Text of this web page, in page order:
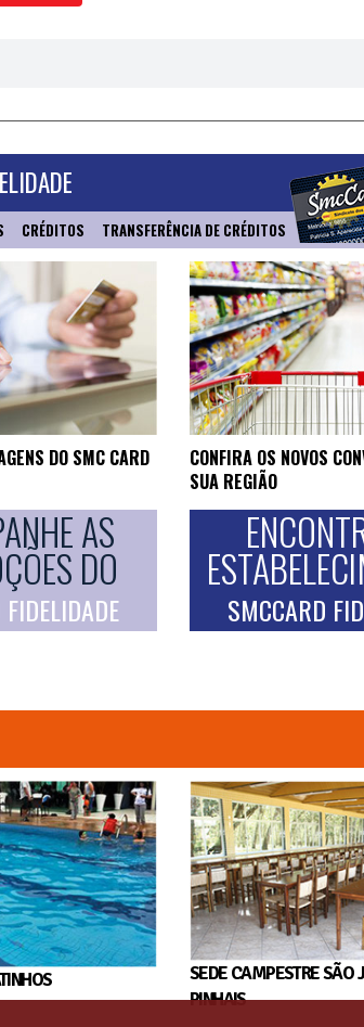
CRÉDITOS TRANSFERÊNCIA DE CRÉDITOS
DO SMC CARD
AS
DO
CONFIRA OS NOVOS
SUA REGIÃO
SMCCARD
SEDE CAMPESTRE SÃO
PINHAIS